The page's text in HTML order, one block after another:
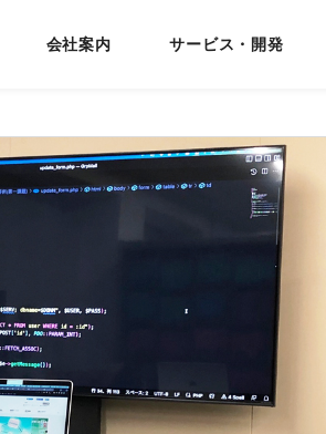
会社案内 サービス・開発